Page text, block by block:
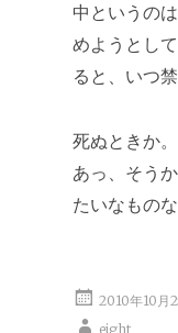
中というの
めようとし
ると、いつ
死ぬときか。
あっ、そう
たいなものな
2010年10月
eight